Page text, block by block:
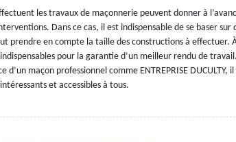
les travaux de maçonnerie peuvent donner à
Dans ce cas, il est indispensable de se baser sur
prendre en compte la taille des constructions à effectuer.
pour la garantie d’un meilleur rendu de
d’un maçon professionnel comme ENTREPRISE DUCULTY, il
et accessibles à tous.